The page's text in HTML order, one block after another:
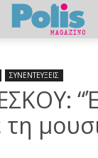
ΣΥΝΕΝΤΕΥΞΕΙΣ